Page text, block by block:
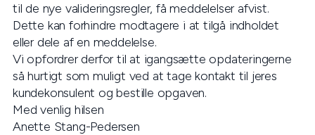
til de nye valideringsregler, få meddelelser afvist.
Dette kan forhindre modtagere i at tilgå indholdet
eller dele af en meddelelse.
Vi opfordrer derfor til at igangsætte opdateringerne
så hurtigt som muligt ved at tage kontakt til jeres
kundekonsulent og bestille opgaven.
Med venlig hilsen
Anette Stang-Pedersen